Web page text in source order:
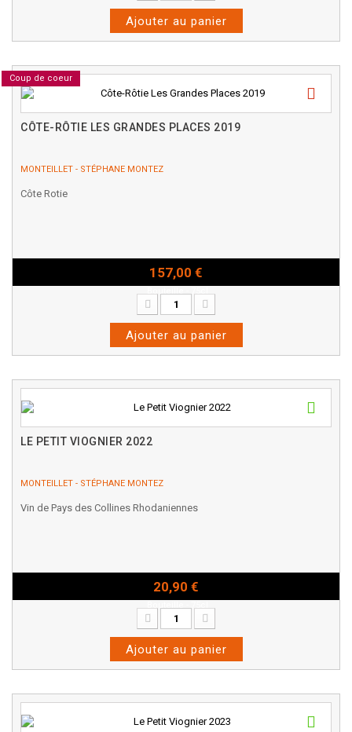
Ajouter au panier
Coup de coeur
CÔTE-RÔTIE LES GRANDES PLACES 2019
MONTEILLET - STÉPHANE MONTEZ
Côte Rotie
157,00 €
Ajouter au panier
LE PETIT VIOGNIER 2022
MONTEILLET - STÉPHANE MONTEZ
Vin de Pays des Collines Rhodaniennes
20,90 €
Ajouter au panier